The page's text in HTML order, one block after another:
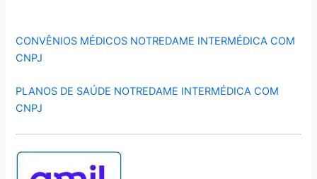
CONVÊNIOS MÉDICOS NOTREDAME INTERMÉDICA COM
CNPJ
PLANOS DE SAÚDE NOTREDAME INTERMÉDICA COM
CNPJ